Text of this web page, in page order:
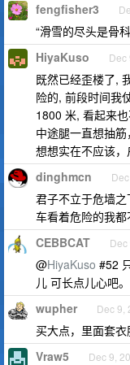
fengfisher3
“滑雪的尽头是骨
HiyaKuso Dec
既然已经歪楼了,
险的, 前段时间我
1800 米, 看起来
中途腿一直想抽
想想实在不应该，
dinghmcn
君子不立于危墙
车看着危险的我
CEBBCAT
@HiyaKuso #52
儿 可长点儿心吧。
wupher Dec 9,
买大点，里面套衣
Vraw5 Dec 9,